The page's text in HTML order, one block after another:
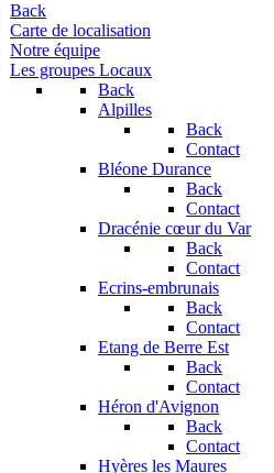
Back
Carte de localisation
Notre équipe
Les groupes Locaux
Back
Alpilles
Back
Contact
Bléone Durance
Back
Contact
Dracénie cœur du Var
Back
Contact
Ecrins-embrunais
Back
Contact
Etang de Berre Est
Back
Contact
Héron d'Avignon
Back
Contact
Hyères les Maures